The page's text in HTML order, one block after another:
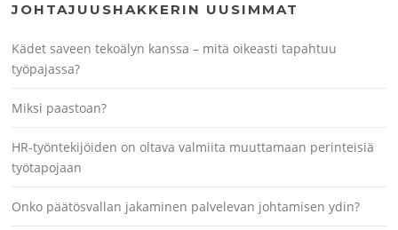
JOHTAJUUSHAKKERIN UUSIMMAT
Kädet saveen tekoälyn kanssa – mitä oikeasti tapahtuu
työpajassa?
Miksi paastoan?
HR-työntekijöiden on oltava valmiita muuttamaan perinteisiä
työtapojaan
Onko päätösvallan jakaminen palvelevan johtamisen ydin?